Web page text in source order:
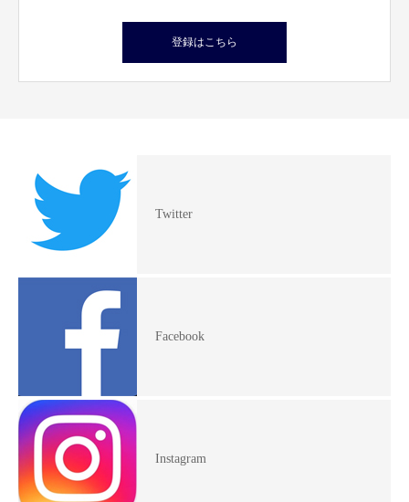
登録はこちら
Twitter
Facebook
Instagram